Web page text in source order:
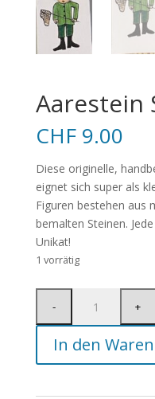
Aarestein
CHF9.00
Diese originelle,
eignet sich super als
Figuren bestehen aus
bemalten Steinen.
Unikat!
1 vorrätig
In den